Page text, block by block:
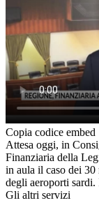
Copia codice embed
Attesa oggi, in
Finanziaria della
in aula il caso dei
degli aeroporti
Gli altri servizi